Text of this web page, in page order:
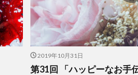
2019年10月31日
第31回 「ハッピーなお手